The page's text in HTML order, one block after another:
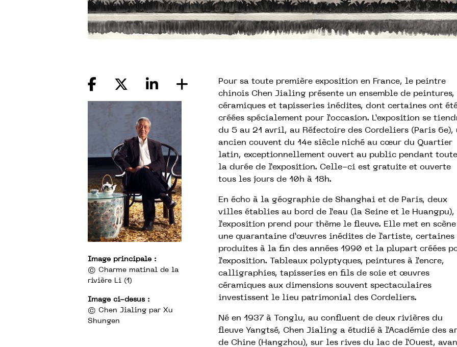
Image principale :
© Charme matinal de la
rivière Li (1)
Image ci-desus :
© Chen Jialing par Xu
Shungen
Pour sa toute première exposition en France, le peintre
chinois Chen Jialing présente un ensemble de peintures,
céramiques et tapis­series inédites, dont certaines ont
créées spécialement pour l’occasion. L’exposition se
du 5 au 21 avril, au Réfectoire des Cordeliers (Paris 6e),
ancien couvent du 14e siècle niché au cœur du Quartier
latin, exceptionnellement ouvert au public pen­dant toute
la durée de l’exposition. Celle-ci est gratuite et ouverte
tous les jours de 10h à 18h.
En écho à la géographie de Shanghai et de Pa­ris, deux
villes établies au bord de l’eau (la Seine et le Huangpu),
l’exposition prend pour thème le fleuve. Elle met en scène
une quarantaine d’œuvres inédites de l’artiste, certaines
produites à la fin des années 1990 et la plupart créées
l’exposition. Tableaux polyptyques, peintures à l’encre,
calligraphies, tapisseries en fils de soie et œuvres
céramiques aux dimensions souvent spectaculaires
investissent le lieu patrimonial des Cordeliers.
Né en 1937 à Tonglu, au confluent de deux rivières du
fleuve Yangtsé, Chen Jialing a étudié à l’Académie des
de Chine (Hangzhou), sur les rives du lac de l’Ouest,